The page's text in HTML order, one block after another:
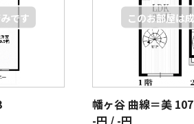
幡ヶ谷 曲線＝美 107